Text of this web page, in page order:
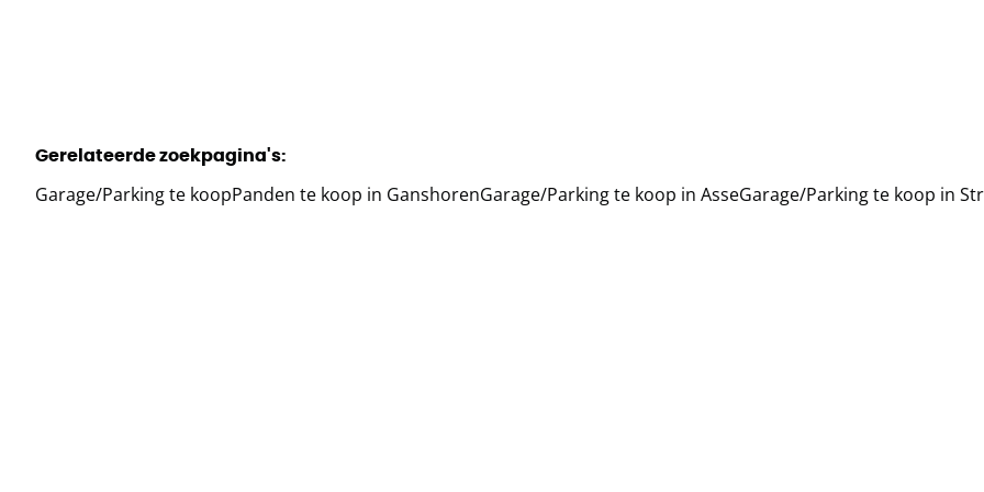
Gerelateerde zoekpagina's:
Garage/Parking te koopPanden te koop in GanshorenGarage/Parking te koop in AsseGarage/Parking te koop in